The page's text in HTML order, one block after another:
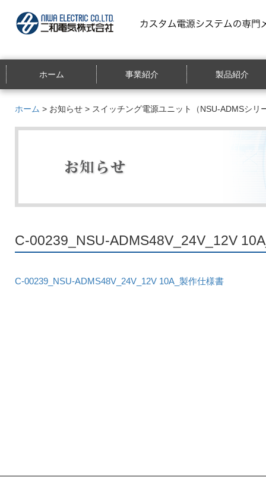
ホーム 事業紹介 製品紹介
ホーム > お知らせ > スイッチング電源ユニット（NSU-ADMSシリ
C-00239_NSU-ADMS48V_24V_12V
C-00239_NSU-ADMS48V_24V_12V 10A_製作仕様書